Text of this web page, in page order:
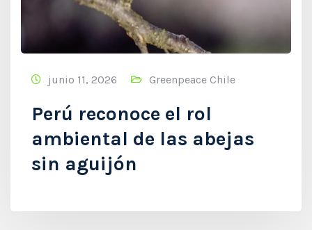
junio 11, 2026 Greenpeace Chile
Perú reconoce el rol
ambiental de las abejas
sin aguijón